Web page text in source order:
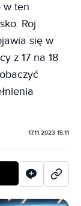
w ten
Roj
się w
z 17 na 18
17.11.2023 15:11